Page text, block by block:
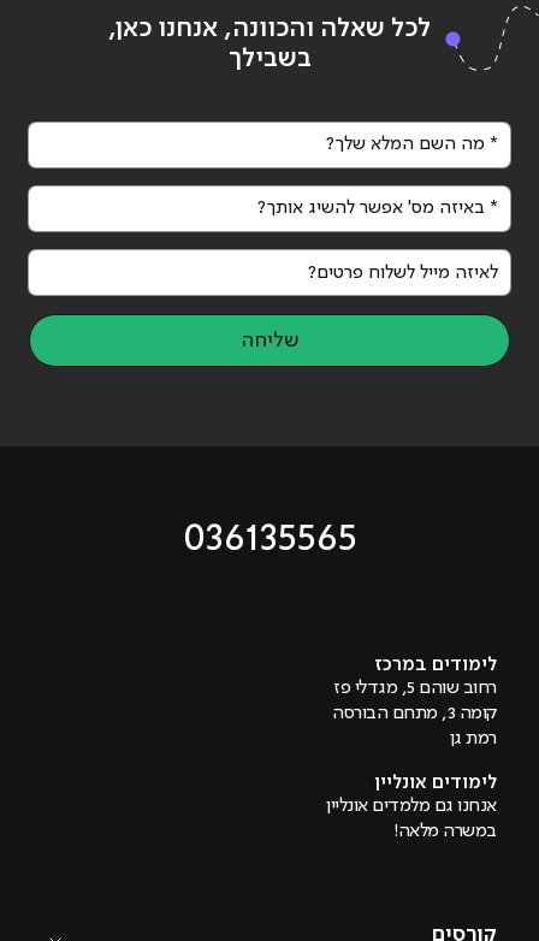
לכל שאלה והכוונה, אנחנו כאן,
בשבילך
* מה השם המלא שלך?
* באיזה מס' אפשר להשיג אותך?
לאיזה מייל לשלוח פרטים?
שליחה
036135565
לימודים במרכז
רחוב שוהם 5, מגדלי פז
קומה 3, מתחם הבורסה
רמת גן
לימודים אונליין
אנחנו גם מלמדים אונליין
במשרה מלאה!
קורסים